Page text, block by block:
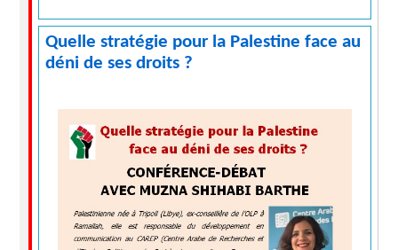
Quelle stratégie pour la Palestine face au
déni de ses droits ?